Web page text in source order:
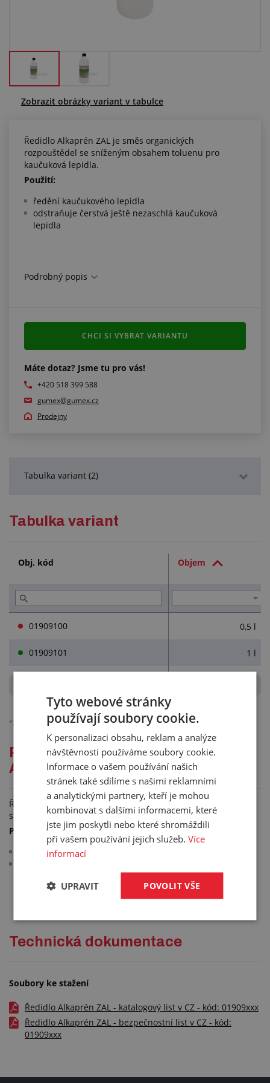
O nás a kariéra
Zobrazit obrázky variant v tabulce
Ředidlo Alkaprén ZAL je směs organických
rozpouštědel se sníženým obsahem toluenu pro
kaučuková lepidla.
Použití:
ředění kaučukového lepidla
odstraňuje čerstvá ještě nezaschlá kaučuková
lepidla
Podrobný popis
Máte dotaz? Jsme tu pro vás!
+420 518 399 588
gumex@gumex.cz
Prodejny
CHCI SI VYBRAT VARIANTU
Tabulka variant (2)
Tabulka variant
Obj. kód Objem
01909100 0,5 l
01909101 1 l
*) Ceny jsou bez DPH, platné pro podnikatele. Podrobněji o účtování DPH.
Podrobný popis pro: ŘEDIDLO
ALKAPRÉN ZAL
Ředidlo Alkaprén ZAL je směs organických rozpouštědel se
sníženým obsahem toluenu pro kaučuková lepidla.
Použití:
ředění kaučukového lepidla
Technická dokumentace
Soubory ke stažení
Ředidlo Alkaprén ZAL - katalogový list v CZ - kód: 01909xxx
Ředidlo Alkaprén ZAL - bezpečnostní list v CZ - kód:
01909xxx
Tyto webové stránky
používají soubory cookie.
K personalizaci obsahu, reklam a analýze
návštěvnosti používáme soubory cookie.
Informace o vašem používání našich
stránek také sdílíme s našimi reklamními
a analytickými partnery, kteří je mohou
kombinovat s dalšími informacemi, které
jste jim poskytli nebo které shromáždili
při vašem používání jejich služeb.Více
informací
POVOLIT VŠE
UPRAVIT